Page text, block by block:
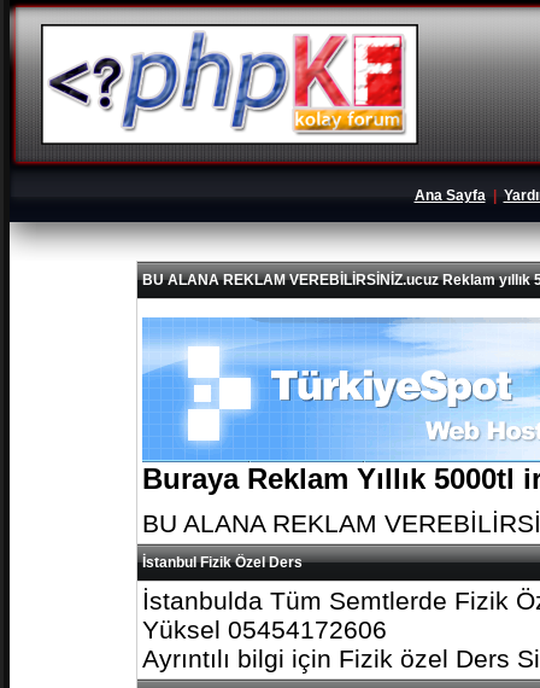
Ana Sayfa|
BU ALANA REKLAM VEREBİLİRSİNİZ.ucuz Reklam yıllık
Buraya Reklam Yıllık
BU ALANA REKLAM
İstanbul Fizik Özel Ders
İstanbulda Tüm Semtlerde Fizik
Yüksel 05454172606
Ayrıntılı bilgi için Fizik özel Ders